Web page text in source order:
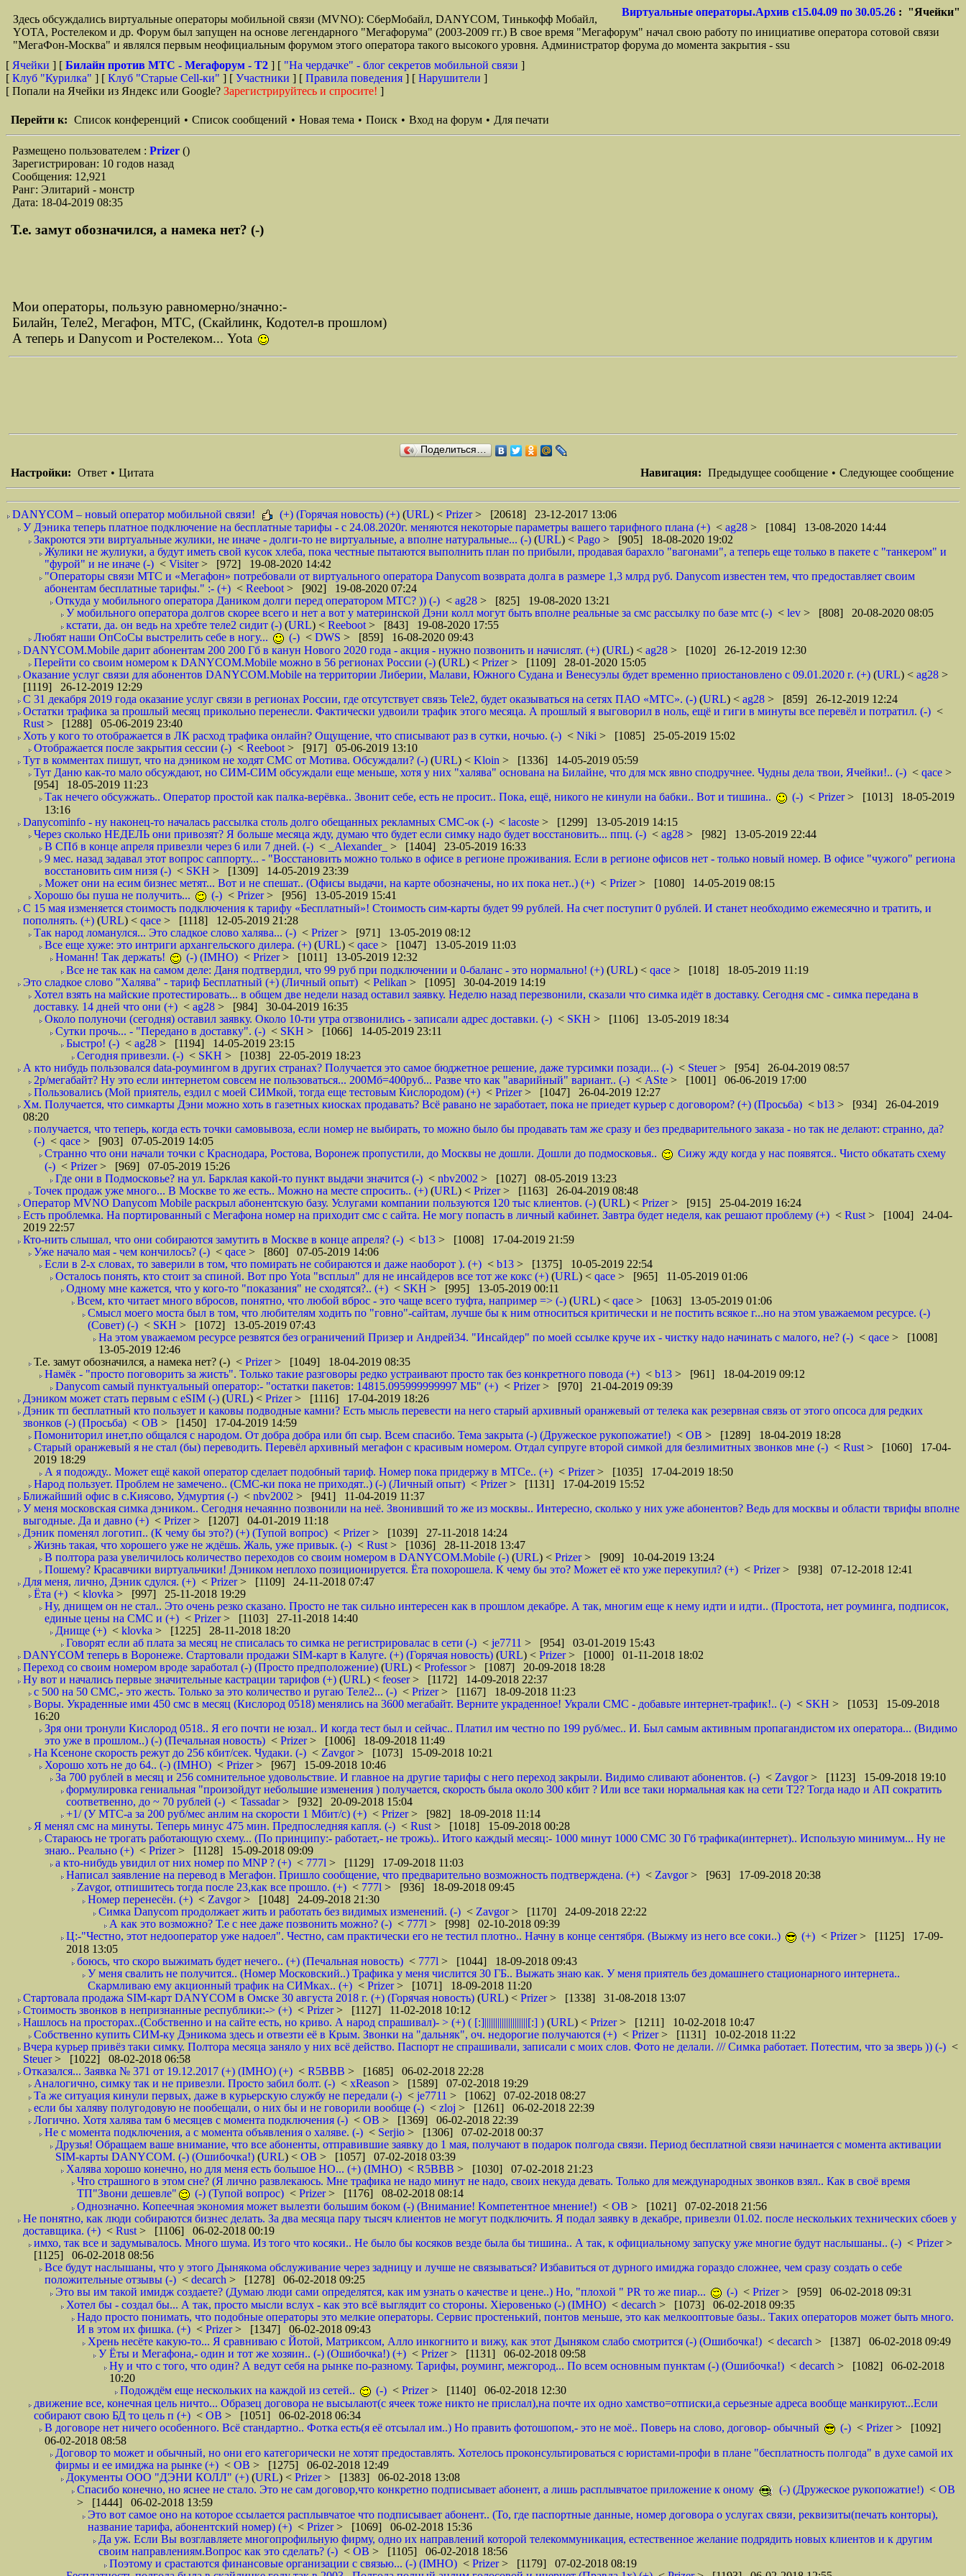
Виртуальные операторы.Архив с15.04.09 по 30.05.26 : "Ячейки"
Здесь обсуждались виртуальные операторы мобильной связи (MVNO): СберМобайл, DANYCOM, Тинькофф Мобайл,
YOTA, Ростелеком и др. Форум был запущен на основе легендарного "Мегафорума" (2003-2009 гг.) В свое время "Мегафорум" начал свою работу по инициативе оператора сотовой связи
"МегаФон-Москва" и являлся первым неофициальным форумом этого оператора такого высокого уровня. Администратор форума до момента закрытия - ssu
[ Ячейки ] [ Билайн против МТС - Мегафорум - T2 ] [ "На чердачке" - блог секретов мобильной связи ]
[ Клуб "Курилка" ] [ Клуб "Старые Сell-ки" ] [ Участники ] [ Правила поведения ] [ Нарушители ]
[ Попали на Ячейки из Яндекс или Google? Зарегистрируйтесь и спросите! ]
Перейти к: Список конференций • Список сообщений • Новая тема • Поиск • Вход на форум • Для печати
Размещено пользователем : Prizer ()
Зарегистрирован: 10 годов назад
Сообщения: 12,921
Ранг: Элитарий - монстр
Дата: 18-04-2019 08:35
Т.е. замут обозначился, а намека нет? (-)
Мои операторы, пользую равномерно/значно:-
Билайн, Теле2, Мегафон, МТС, (Скайлинк, Кодотел-в прошлом)
А теперь и Danycom и Ростелеком... Yota
Поделиться…
Навигация: Предыдущее сообщение • Следующее сообщение
Настройки: Ответ • Цитата
DANYCOM – новый оператор мобильной связи! (+) (Горячая новость) (+) (URL) < Prizer> [20618] 23-12-2017 13:06
У Дэника теперь платное подключение на бесплатные тарифы - с 24.08.2020г. меняются некоторые параметры вашего тарифного плана (+) < ag28 > [1084] 13-08-2020 14:44
Закроются эти виртуальные жулики, не иначе - долги-то не виртуальные, а вполне натуральные... (-) (URL) < Pago > [905] 18-08-2020 19:02
Жулики не жулиуки, а будут иметь свой кусок хлеба, пока честные пытаются выполнить план по прибыли, продавая барахло "вагонами", а теперь еще только в пакете с "танкером" и
"фурой" и не иначе (-) < Visiter> [972] 19-08-2020 14:42
"Операторы связи МТС и «Мегафон» потребовали от виртуального оператора Danycom возврата долга в размере 1,3 млрд руб. Danycom известен тем, что предоставляет своим
абонентам бесплатные тарифы." :- (+) < Reeboot > [902] 19-08-2020 07:24
Откуда у мобильного оператора Даником долги перед оператором МТС? )) (-) < ag28 > [825] 19-08-2020 13:21
У мобильного оператора долгов скорее всего и нет а вот у материнской Дэни колл могут быть вполне реальные за смс рассылку по базе мтс (-) < lev > [808] 20-08-2020 08:05
кстати, да. он ведь на хребте теле2 сидит (-) (URL) < Reeboot > [843] 19-08-2020 17:55
Любят наши ОпСоСы выстрелить себе в ногу...
(-) < DWS > [859] 16-08-2020 09:43
DANYCOM.Mobile дарит абонентам 200 200 Гб в канун Нового 2020 года - акция - нужно позвонить и начислят. (+) (URL) < ag28 > [1020] 26-12-2019 12:30
Перейти со своим номером к DANYCOM.Mobile можно в 56 регионах России (-) (URL) < Prizer> [1109] 28-01-2020 15:05
Оказание услуг связи для абонентов DANYCOM.Mobile на территории Либерии, Малави, Южного Судана и Венесуэлы будет временно приостановлено с 09.01.2020 г. (+) (URL) < ag28 >
[1119] 26-12-2019 12:29
С 31 декабря 2019 года оказание услуг связи в регионах России, где отсутствует связь Tele2, будет оказываться на сетях ПАО «МТС». (-) (URL) < ag28 > [859] 26-12-2019 12:24
Остатки трафика за прошлый месяц прикольно перенесли. Фактически удвоили трафик этого месяца. А прошлый я выговорил в ноль, ещё и гиги в минуты все перевёл и потратил. (-) <
Rust > [1288] 05-06-2019 23:40
Хоть у кого то отображается в ЛК расход трафика онлайн? Ощущение, что списывают раз в сутки, ночью. (-) < Niki > [1085] 25-05-2019 15:02
Отображается после закрытия сессии (-) < Reeboot > [917] 05-06-2019 13:10
Тут в комментах пишут, что на дэником не ходят СМС от Мотива. Обсуждали? (-) (URL) < Kloin > [1336] 14-05-2019 05:59
Тут Даню как-то мало обсуждают, но СИМ-СИМ обсуждали еще меньше, хотя у них "халява" основана на Билайне, что для мск явно сподручнее. Чудны дела твои, Ячейки!.. (-) < qace >
[954] 18-05-2019 11:23
Так нечего обсужжать.. Оператор простой как палка-верёвка.. Звонит себе, есть не просит.. Пока, ещё, никого не кинули на бабки.. Вот и тишина..
(-) < Prizer> [1013] 18-05-2019
13:16
Danycominfo - ну наконец-то началась рассылка столь долго обещанных рекламных СМС-ок (-) < lacoste > [1299] 13-05-2019 14:15
Через сколько НЕДЕЛЬ они привозят? Я больше месяца жду, думаю что будет если симку надо будет восстановить... ппц. (-) < ag28 > [982] 13-05-2019 22:44
В СПб в конце апреля привезли через 6 или 7 дней. (-) < _Alexander_ > [1404] 23-05-2019 16:33
9 мес. назад задавал этот вопрос саппорту... - "Восстановить можно только в офисе в регионе проживания. Если в регионе офисов нет - только новый номер. В офисе "чужого" региона
восстановить сим низя (-) < SKH > [1309] 14-05-2019 23:39
Может они на есим бизнес метят... Вот и не спешат.. (Офисы выдачи, на карте обозначены, но их пока нет..) (+) < Prizer> [1080] 14-05-2019 08:15
Хорошо бы пуша не получить...
(-) < Prizer> [956] 13-05-2019 15:41
С 15 мая изменяется стоимость подключения к тарифу «Бесплатный»! Стоимость сим-карты будет 99 рублей. На счет поступит 0 рублей. И станет необходимо ежемесячно и тратить, и
пополнять. (+) (URL) < qace > [1118] 12-05-2019 21:28
Так народ ломанулся... Это сладкое слово халява... (-) < Prizer> [971] 13-05-2019 08:12
Все еще хуже: это интриги архангельского дилера. (+) (URL) < qace > [1047] 13-05-2019 11:03
Номанн! Так держать!
(-) (IMHO) < Prizer> [1011] 13-05-2019 12:32
Все не так как на самом деле: Даня подтвердил, что 99 руб при подключении и 0-баланс - это нормально! (+) (URL) < qace > [1018] 18-05-2019 11:19
Это сладкое слово "Халява" - тариф Бесплатный (+) (Личный опыт) < Pelikan > [1095] 30-04-2019 14:19
Хотел взять на майские протестировать... в общем две недели назад оставил заявку. Неделю назад перезвонили, сказали что симка идёт в доставку. Сегодня смс - симка передана в
доставку. 14 дней что они (+) < ag28 > [984] 30-04-2019 16:35
Около полуночи (сегодня) оставил заявку. Около 10-ти утра отзвонились - записали адрес доставки. (-) < SKH > [1106] 13-05-2019 18:34
Сутки прочь... - "Передано в доставку". (-) < SKH > [1066] 14-05-2019 23:11
Быстро! (-) < ag28 > [1194] 14-05-2019 23:15
Сегодня привезли. (-) < SKH > [1038] 22-05-2019 18:23
А кто нибудь пользовался data-роумингом в других странах? Получается это самое бюджетное решение, даже турсимки позади... (-) < Steuer> [954] 26-04-2019 08:57
2р/мегабайт? Ну это если интернетом совсем не пользоваться... 200Мб=400руб... Разве что как "аварийный" вариант.. (-) < ASte > [1001] 06-06-2019 17:00
Пользовались (Мой приятель, ездил с моей СИМкой, тогда еще тестовым Кислородом) (+) < Prizer> [1047] 26-04-2019 12:27
Хм. Получается, что симкарты Дэни можно хоть в газетных киосках продавать? Всё равано не заработает, пока не приедет курьер с договором? (+) (Просьба) < b13 > [934] 26-04-2019
08:20
получается, что теперь, когда есть точки самовывоза, если номер не выбирать, то можно было бы продавать там же сразу и без предварительного заказа - но так не делают: странно, да?
(-) < qace > [903] 07-05-2019 14:05
Странно что они начали точки с Краснодара, Ростова, Воронеж пропустили, до Москвы не дошли. Дошли до подмосковья..
Сижу жду когда у нас появятся.. Чисто обкатать схему
(-) < Prizer> [969] 07-05-2019 15:26
Где они в Подмосковье? на ул. Барклая какой-то пункт выдачи значится (-) < nbv2002 > [1027] 08-05-2019 13:23
Точек продаж уже много... В Москве то же есть.. Можно на месте спросить.. (+) (URL) < Prizer> [1163] 26-04-2019 08:48
Оператор MVNO Danycom Mobile раскрыл абонентскую базу. Услугами компании пользуются 120 тыс клиентов. (-) (URL) < Prizer> [915] 25-04-2019 16:24
Есть проблемка. На портированный с Мегафона номер на приходит смс с сайта. Не могу попасть в личный кабинет. Завтра будет неделя, как решают проблему (+) < Rust > [1004] 24-04-
2019 22:57
Кто-нить слышал, что они собираются замутить в Москве в конце апреля? (-) < b13 > [1008] 17-04-2019 21:59
Уже начало мая - чем кончилось? (-) < qace > [860] 07-05-2019 14:06
Если в 2-х словах, то заверили в том, что помирать не собираются и даже наоборот ). (+) < b13 > [1375] 10-05-2019 22:54
Осталось понять, кто стоит за спиной. Вот про Yota "всплыл" для не инсайдеров все тот же кокс (+) (URL) < qace > [965] 11-05-2019 01:06
Одному мне кажется, что у кого-то "показания" не сходятся?.. (+) < SKH > [995] 13-05-2019 00:11
Всем, кто читает много вбросов, понятно, что любой вброс - это чаще всего туфта, например => (-) (URL) < qace > [1063] 13-05-2019 01:06
Смысл моего моста был в том, что любителям ходить по "говно"-сайтам, лучше бы к ним относиться критически и не постить всякое г...но на этом уважаемом ресурсе. (-)
(Совет) (-) < SKH > [1072] 13-05-2019 07:43
На этом уважаемом ресурсе резвятся без ограничений Призер и Андрей34. "Инсайдер" по моей ссылке круче их - чистку надо начинать с малого, не? (-) < qace > [1008]
13-05-2019 12:46
Т.е. замут обозначился, а намека нет? (-) < Prizer> [1049] 18-04-2019 08:35
Намёк - "просто поговорить за жисть". Только такие разговоры редко устраивают просто так без конкретного повода (+) < b13 > [961] 18-04-2019 09:12
Danycom самый пунктуальный оператор:- "остатки пакетов: 14815.095999999997 МБ" (+) < Prizer> [970] 21-04-2019 09:39
Дэником может стать первым с еSIM (-) (URL) < Prizer> [1116] 17-04-2019 18:26
Дэник тп бесплатный кто пользует и каковы подводные камни? Есть мысль перевести на него старый архивный оранжевый от телека как резервная связь от этого опсоса для редких
звонков (-) (Просьба) < ОВ > [1450] 17-04-2019 14:59
Помониторил инет,по общался с народом. От добра добра или бп сыр. Всем спасибо. Тема закрыта (-) (Дружеское рукопожатие!) < ОВ > [1289] 18-04-2019 18:28
Старый оранжевый я не стал (бы) переводить. Перевёл архивный мегафон с красивым номером. Отдал супруге второй симкой для безлимитных звонков мне (-) < Rust > [1060] 17-04-
2019 18:29
А я подожду.. Может ещё какой оператор сделает подобный тариф. Номер пока придержу в МТСе.. (+) < Prizer> [1035] 17-04-2019 18:50
Народ пользует. Проблем не замечено.. (СМС-ки пока не приходят..) (-) (Личный опыт) < Prizer> [1131] 17-04-2019 15:52
Ближайший офис в с.Киясово, Удмуртия (-) < nbv2002 > [941] 11-04-2019 11:37
У меня московская симка дэником.. Сегодня нечаянно позвонили на неё. Звонивший то же из москвы.. Интересно, сколько у них уже абонентов? Ведь для москвы и области тврифы вполне
выгодные. Да и давно (+) < Prizer> [1207] 04-01-2019 11:18
Дэник поменял логотип.. (К чему бы это?) (+) (Тупой вопрос) < Prizer> [1039] 27-11-2018 14:24
Жизнь такая, что хорошего уже не ждёшь. Жаль, уже привык. (-) < Rust > [1036] 28-11-2018 13:47
В полтора раза увеличилось количество переходов со своим номером в DANYCOM.Mobile (-) (URL) < Prizer> [909] 10-04-2019 13:24
Пошему? Красавчики виртуальчики! Дэником неплохо позиционируется. Ёта похорошела. К чему бы это? Может её кто уже перекупил? (+) < Prizer> [938] 07-12-2018 12:41
Для меня, лично, Дэник сдулся. (+) < Prizer> [1109] 24-11-2018 07:47
Ёта (+) < klovka > [997] 25-11-2018 19:29
Ну, днищем он не стал.. Это очень резко сказано. Просто не так сильно интересен как в прошлом декабре. А так, многим еще к нему идти и идти.. (Простота, нет роуминга, подписок,
единые цены на СМС и (+) < Prizer> [1103] 27-11-2018 14:40
Днище (+) < klovka > [1225] 28-11-2018 18:20
Говорят если аб плата за месяц не списалась то симка не регистрировалас в сети (-) < je7711 > [954] 03-01-2019 15:43
DANYCOM теперь в Воронеже. Стартовали продажи SIM-карт в Калуге. (+) (Горячая новость) (URL) < Prizer> [1000] 01-11-2018 18:02
Переход со своим номером вроде заработал (-) (Просто предположение) (URL) < Professor> [1087] 20-09-2018 18:28
Ну вот и начались первые значительные кастрации тарифов (+) (URL) < feoser> [1172] 14-09-2018 22:37
с 500 на 50 СМС,- это жесть. Только за это количество и ругаю Теле2... (-) < Prizer> [1167] 18-09-2018 11:23
Воры. Украденные ими 450 смс в месяц (Кислород 0518) менялись на 3600 мегабайт. Верните украденное! Украли СМС - добавьте интернет-трафик!.. (-) < SKH > [1053] 15-09-2018
16:20
Зря они тронули Кислород 0518.. Я его почти не юзал.. И когда тест был и сейчас.. Платил им честно по 199 руб/мес.. И. Был самым активным пропагандистом их оператора... (Видимо
это уже в прошлом..) (-) (Печальная новость) < Prizer> [1006] 18-09-2018 11:49
На Ксеноне скорость режут до 256 кбит/сек. Чудаки. (-) < Zavgor> [1073] 15-09-2018 10:21
Хорошо хоть не до 64.. (-) (IMHO) < Prizer> [967] 15-09-2018 10:46
За 700 рублей в месяц и 256 сомнительное удовольствие. И главное на другие тарифы с него переход закрыли. Видимо сливают абонентов. (-) < Zavgor> [1123] 15-09-2018 19:10
формулировка гениальная "произойдут небольшие изменения ) получается, скорость была около 300 кбит ? Или все таки нормальная как на сети Т2? Тогда надо и АП сократить
соответвенно, до ~ 70 рублей (-) < Tassadar> [932] 20-09-2018 15:04
+1/ (У МТС-а за 200 руб/мес анлим на скорости 1 Мбит/с) (+) < Prizer> [982] 18-09-2018 11:14
Я менял смс на минуты. Теперь минус 475 мин. Предпоследняя капля. (-) < Rust > [1018] 15-09-2018 00:28
Стараюсь не трогать работающую схему... (По принципу:- работает,- не трожь).. Итого каждый месяц:- 1000 минут 1000 СМС 30 Гб трафика(интернет).. Использую минимум... Ну не
знаю.. Реально (+) < Prizer> [1128] 15-09-2018 09:09
а кто-нибудь увидил от них номер по MNP ? (+) < 777l > [1129] 17-09-2018 11:03
Написал заявление на перевод в Мегафон. Пришло сообщение, что предварительно возможность подтверждена. (+) < Zavgor> [963] 17-09-2018 20:38
Zavgor, отпишитесь тогда после 23,как все прошло. (+) < 777l > [936] 18-09-2018 09:45
Номер перенесён. (+) < Zavgor> [1048] 24-09-2018 21:30
Симка Danycom продолжает жить и работать без видимых изменений. (-) < Zavgor> [1170] 24-09-2018 22:22
А как это возможно? Т.е с нее даже позвонить можно? (-) < 777l > [998] 02-10-2018 09:39
Ц:-"Честно, этот недооператор уже надоел". Честно, сам практически его не тестил плотно.. Начну в конце сентября. (Выжму из него все соки..)
(+) < Prizer> [1125] 17-09-
2018 13:05
боюсь, что скоро выжимать будет нечего.. (+) (Печальная новость) < 777l > [1044] 18-09-2018 09:43
У меня свалить не получится.. (Номер Московский..) Трафика у меня числится 30 ГБ.. Выжать знаю как. У меня приятель без домашнего стационарного интернета..
Скармливаю ему акционный трафик на СИМках.. (+) < Prizer> [1071] 18-09-2018 11:20
Стартовала продажа SIM-карт DANYCOM в Омске 30 августа 2018 г. (+) (Горячая новость) (URL) < Prizer> [1338] 31-08-2018 13:07
Стоимость звонков в непризнанные республики:-> (+) < Prizer> [1127] 11-02-2018 10:12
Нашлось на просторах..(Собственно и на сайте есть, но криво. А народ спрашивал)- > (+) ( [:]||||||||||||||||||||[:] ) (URL) < Prizer> [1211] 10-02-2018 10:47
Собственно купить СИМ-ку Дэникома здесь и отвезти её в Крым. Звонки на "дальняк", оч. недорогие получаются (+) < Prizer> [1131] 10-02-2018 11:22
Вчера курьер привёз таки симку. Полтора месяца заняло у них всё действо. Паспорт не спрашивали, записали с моих слов. Фото не делали. /// Симка работает. Потестим, что за зверь )) (-) <
Steuer> [1022] 08-02-2018 06:58
Отказался... Заявка № 371 от 19.12.2017 (+) (IMHO) (+) < R5BBB > [1685] 06-02-2018 22:28
Аналогично, симку так и не привезли. Просто забил болт. (-) < xReason > [1589] 07-02-2018 19:29
Та же ситуация кинули первых, даже в курьерскую службу не передали (-) < je7711 > [1062] 07-02-2018 08:27
если бы халяву полугодовую не пообещали, о них бы и не говорили вообще (-) < zloj > [1261] 06-02-2018 22:39
Логично. Хотя халява там 6 месяцев с момента подключения (-) < ОВ > [1369] 06-02-2018 22:39
Не с момента подключения, а с момента объявления о халяве. (-) < Serjio > [1306] 07-02-2018 00:37
Друзья! Обращаем ваше внимание, что все абоненты, отправившие заявку до 1 мая, получают в подарок полгода связи. Период бесплатной связи начинается с момента активации
SIM-карты DANYCOM. (-) (Ошибочка!) (URL) < ОВ > [1057] 07-02-2018 03:39
Халява хорошо конечно, но для меня есть большое НО... (+) (IMHO) < R5BBB > [1030] 07-02-2018 21:23
Что страшного в этом сне? (Я лично развлекаюсь. Мне трафика не надо минут не надо, своих некуда девать. Только для международных звонков взял.. Как в своё время
ТП"Звони дешевле"
(-) (Тупой вопрос) < Prizer> [1176] 08-02-2018 08:14
Однозначно. Копеечная экономия может вылезти большим боком (-) (Внимание! Kомпетентное мнение!) < ОВ > [1021] 07-02-2018 21:56
Не понятно, как люди собираются бизнес делать. За два месяца пару тысяч клиентов не могут подключить. Я подал заявку в декабре, привезли 01.02. после нескольких технических сбоев у
доставщика. (+) < Rust > [1106] 06-02-2018 00:19
имхо, так все и задумывалось. Много шума. Из того что косяки.. Не было бы косяков везде была бы тишина.. А так, к официальному запуску уже многие будут наслышаны.. (-) < Prizer>
[1125] 06-02-2018 08:56
Все будут наслышаны, что у этого Дынякома обслуживание через задницу и лучше не связываться? Избавиться от дурного имиджа гораздо сложнее, чем сразу создать о себе
положительные отзывы (-) < decarch > [1278] 06-02-2018 09:25
Это вы им такой имидж создаете? (Думаю люди сами определятся, как им узнать о качестве и цене..) Но, "плохой " PR то же пиар...
(-) < Prizer> [959] 06-02-2018 09:31
Хотел бы - создал бы... А так, просто мысли вслух - как это всё выглядит со стороны. Хieровенько (-) (IMHO) < decarch > [1073] 06-02-2018 09:35
Надо просто понимать, что подобные операторы это мелкие операторы. Сервис простенький, понтов меньше, это как мелкооптовые базы.. Таких операторов может быть много.
И в этом их фишка. (+) < Prizer> [1347] 06-02-2018 09:43
Хрень несёте какую-то... Я сравниваю с Йотой, Матриксом, Алло инкогнито и вижу, как этот Дыняком слабо смотрится (-) (Ошибочка!) < decarch > [1387] 06-02-2018 09:49
У Ёты и Мегафона,- один и тот же хозяин.. (-) (Ошибочка!) (+) < Prizer> [1131] 06-02-2018 09:58
Ну и что с того, что один? А ведут себя на рынке по-разному. Тарифы, роуминг, межгород... По всем основным пунктам (-) (Ошибочка!) < decarch > [1082] 06-02-2018
10:20
Подождём еще нескольких на каждой из сетей..
(-) < Prizer> [1140] 06-02-2018 12:30
движение все, конечная цель ничто... Образец договора не высылают(с ячеек тоже никто не прислал),на почте их одно хамство=отписки,а серьезные адреса вообще манкируют...Если
собирают свою БД то цель п (+) < ОВ > [1051] 06-02-2018 06:34
В договоре нет ничего особенного. Всё стандартно.. Фотка есть(я её отсылал им..) Но править фотошопом,- это не моё.. Поверь на слово, договор- обычный
(-) < Prizer> [1092]
06-02-2018 08:58
Договор то может и обычный, но они его категорически не хотят предоставлять. Хотелось проконсультироваться с юристами-профи в плане "бесплатность полгода" в духе самой их
фирмы и ее имиджа на рынке (+) < ОВ > [1275] 06-02-2018 12:49
Документы ООО "ДЭНИ КОЛЛ" (+) (URL) < Prizer> [1383] 06-02-2018 13:08
Спасибо конечно, но яснее не стало. Это не сам договор,что конкретно подписывает абонент, а лишь расплывчатое приложение к оному
(-) (Дружеское рукопожатие!) < ОВ
> [1444] 06-02-2018 13:59
Это вот самое оно на которое ссылается расплывчатое что подписывает абонент.. (То, где паспортные данные, номер договора о услугах связи, реквизиты(печать конторы),
название тарифа, абонентский номер) (+) < Prizer> [1069] 06-02-2018 15:36
Да уж. Если Вы возглавляете многопрофильную фирму, одно их направлений которой телекоммуникация, естественное желание подрядить новых клиентов и к другим
своим направлениям.Вопрос как это сделать? (-) < ОВ > [1105] 06-02-2018 18:56
Поэтому и срастаются финансовые организации с связью... (-) (IMHO) < Prizer> [1179] 07-02-2018 08:19